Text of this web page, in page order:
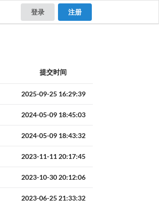
登录 注册
提交时间
2025-09-25 16:29:39
2024-05-09 18:45:03
2024-05-09 18:43:32
2023-11-11 20:17:45
2023-10-30 20:12:06
2023-06-25 21:33:32